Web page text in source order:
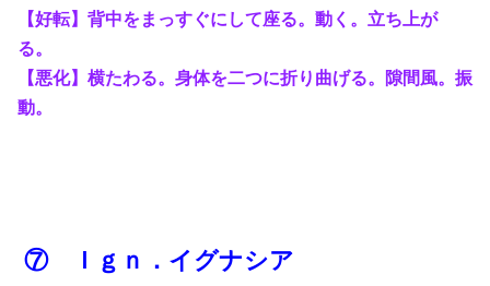
【好転】背中をまっすぐにして座る。動く。立ち上が
る。
【悪化】横たわる。身体を二つに折り曲げる。隙間風。振
動。
⑦ Ｉｇｎ．イグナシア